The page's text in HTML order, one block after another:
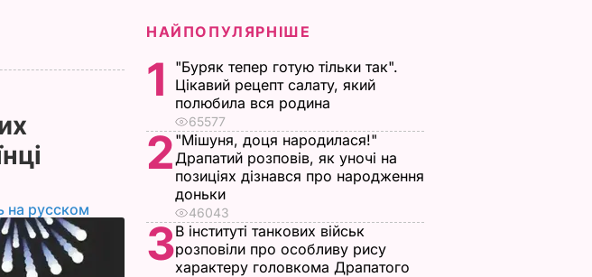
на русском
НАЙПОПУЛЯРНІШЕ
1
"Буряк тепер готую тільки так".
Цікавий рецепт салату, який
полюбила вся родина
65577
2 "Мішуня, доця народилася!"
Драпатий розповів, як уночі на
позиціях дізнався про народження
доньки
46043
3В інституті танкових військ
розповіли про особливу рису
характеру головкома Драпатого